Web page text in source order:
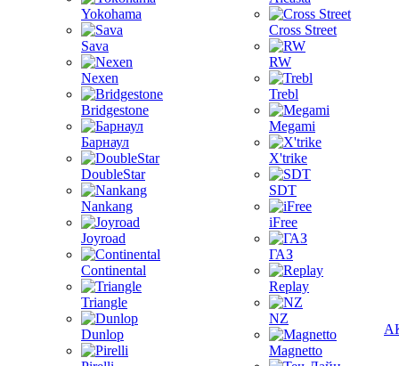
Yokohama
Sava
Nexen
Bridgestone
Барнаул
DoubleStar
Nankang
Joyroad
Continental
Triangle
Dunlop
Cross Street
RW
Trebl
Megami
X'trike
SDT
iFree
ГАЗ
Replay
NZ
Magnetto